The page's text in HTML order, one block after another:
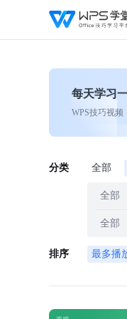
每天学习
WPS技巧视频
分类 全部
全部
全部
排序 最多播